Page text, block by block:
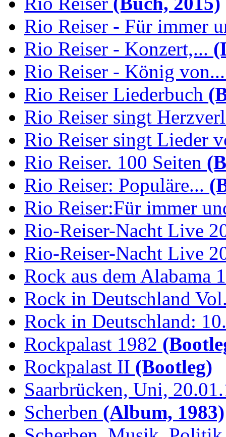
Rio Reiser - Für immer
Rio Reiser - Konzert,...
Rio Reiser - König von...
Rio Reiser Liederbuch
Rio Reiser singt
Rio Reiser singt Lieder
Rio Reiser. 100 Seiten
Rio Reiser: Populäre...
Rio Reiser:Für immer
Rio-Reiser-Nacht Live
Rio-Reiser-Nacht Live
Rock aus dem Alabama
Rock in Deutschland
Rock in Deutschland:
Rockpalast 1982
Rockpalast II (Bootleg)
Saarbrücken, Uni,
Scherben (Album, 1983)